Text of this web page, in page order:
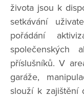
života jsou k
setkávání
pořádání
společenských
příslušníků. V
garáže,
slouží k zajištění